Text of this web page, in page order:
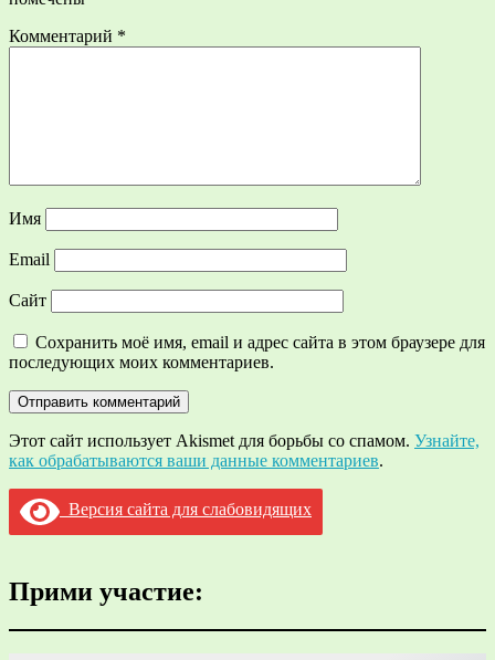
Комментарий *
Имя
Email
Сайт
Сохранить моё имя, email и адрес сайта в этом браузере для
последующих моих комментариев.
Этот сайт использует Akismet для борьбы со спамом. Узнайте,
как обрабатываются ваши данные комментариев.
Версия сайта для слабовидящих
Прими участие: